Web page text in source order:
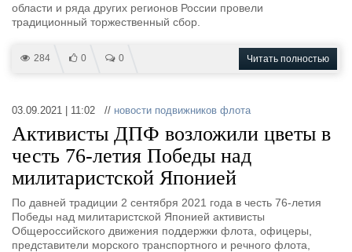
области и ряда других регионов России провели
традиционный торжественный сбор.
284 0 0 Читать полностью
03.09.2021 | 11:02 // новости подвижников флота
Активисты ДПФ возложили цветы в
честь 76-летия Победы над
милитаристской Японией
По давней традиции 2 сентября 2021 года в честь 76-летия
Победы над милитаристской Японией активисты
Общероссийского движения поддержки флота, офицеры,
представители морского транспортного и речного флота,